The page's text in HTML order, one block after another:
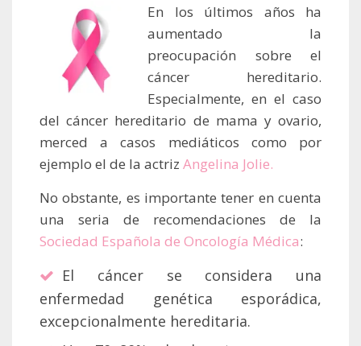
En los últimos años ha
aumentado la
preocupación sobre el
cáncer hereditario.
Especialmente, en el caso
del cáncer hereditario de mama y ovario,
merced a casos mediáticos como por
ejemplo el de la actriz Angelina Jolie.
No obstante, es importante tener en cuenta
una seria de recomendaciones de la
Sociedad Española de Oncología Médica:
El cáncer se considera una
enfermedad genética esporádica,
excepcionalmente hereditaria.